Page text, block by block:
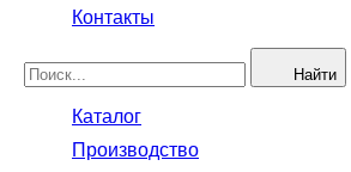
Контакты
Найти
Каталог
Производство